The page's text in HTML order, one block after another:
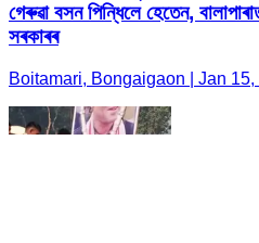
গেৰুৱা বসন পিন্ধিলে হেতেন,
সৰকাৰৰ
Boitamari, Bongaigaon | Jan 15,